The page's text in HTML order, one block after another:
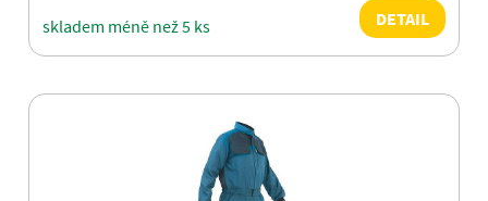
skladem méně než 5 ks DETAIL